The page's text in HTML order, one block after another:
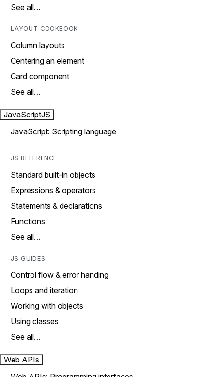
See all…
LAYOUT COOKBOOK
Column layouts
Centering an element
Card component
See all…
JavaScriptJS
JavaScript: Scripting language
JS REFERENCE
Standard built-in objects
Expressions & operators
Statements & declarations
Functions
See all…
JS GUIDES
Control flow & error handing
Loops and iteration
Working with objects
Using classes
See all…
Web APIs